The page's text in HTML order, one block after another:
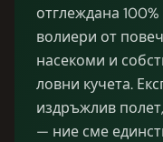
отглеждана
волиери от
насекоми и
ловни кучета.
издръжлив
— ние сме